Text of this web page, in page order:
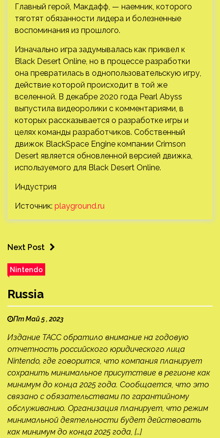
Главный герой, Макдафф, — наемник, которого
тяготят обязанности лидера и болезненные
воспоминания из прошлого.
Изначально игра задумывалась как приквел к
Black Desert Online, но в процессе разработки
она превратилась в однопользовательскую игру,
действие которой происходит в той же
вселенной. В декабре 2020 года Pearl Abyss
выпустила видеоролики с комментариями, в
которых рассказывается о разработке игры и
целях команды разработчиков. Собственный
движок BlackSpace Engine компании Crimson
Desert является обновленной версией движка,
используемого для Black Desert Online.
Индустрия
Источник: playground.ru
Next Post
Nintendo
Russia
Пт Май 5 , 2023
Издание ТАСС обратило внимание на годовую
отчетность российского юридического лица
Nintendo, где говорится, что компания планирует
сохранить минимальное присутствие в регионе как
минимум до конца 2025 года. Сообщается, что это
связано с обязательствами по гарантийному
обслуживанию. Организация планирует, что режим
минимальной деятельности будет действовать
как минимум до конца 2025 года, […]